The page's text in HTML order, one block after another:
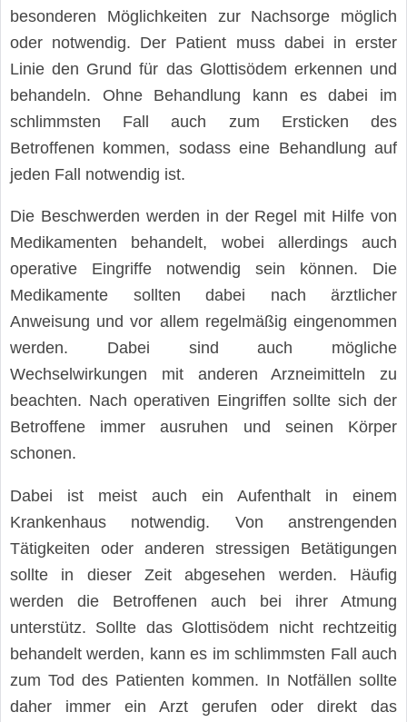
besonderen Möglichkeiten zur Nachsorge möglich
oder notwendig. Der Patient muss dabei in erster
Linie den Grund für das Glottisödem erkennen und
behandeln. Ohne Behandlung kann es dabei im
schlimmsten Fall auch zum Ersticken des
Betroffenen kommen, sodass eine Behandlung auf
jeden Fall notwendig ist.
Die Beschwerden werden in der Regel mit Hilfe von
Medikamenten behandelt, wobei allerdings auch
operative Eingriffe notwendig sein können. Die
Medikamente sollten dabei nach ärztlicher
Anweisung und vor allem regelmäßig eingenommen
werden. Dabei sind auch mögliche
Wechselwirkungen mit anderen Arzneimitteln zu
beachten. Nach operativen Eingriffen sollte sich der
Betroffene immer ausruhen und seinen Körper
schonen.
Dabei ist meist auch ein Aufenthalt in einem
Krankenhaus notwendig. Von anstrengenden
Tätigkeiten oder anderen stressigen Betätigungen
sollte in dieser Zeit abgesehen werden. Häufig
werden die Betroffenen auch bei ihrer Atmung
unterstütz. Sollte das Glottisödem nicht rechtzeitig
behandelt werden, kann es im schlimmsten Fall auch
zum Tod des Patienten kommen. In Notfällen sollte
daher immer ein Arzt gerufen oder direkt das